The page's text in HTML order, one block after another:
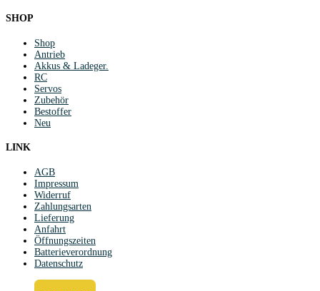
SHOP
Shop
Antrieb
Akkus & Ladeger.
RC
Servos
Zubehör
Bestoffer
Neu
LINK
AGB
Impressum
Widerruf
Zahlungsarten
Lieferung
Anfahrt
Öffnungszeiten
Batterieverordnung
Datenschutz